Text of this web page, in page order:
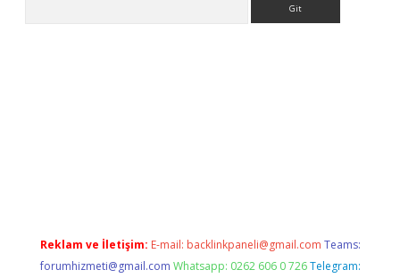
Reklam ve İletişim: E-mail: backlinkpaneli@gmail.com Teams:
forumhizmeti@gmail.com Whatsapp: 0262 606 0 726 Telegram: